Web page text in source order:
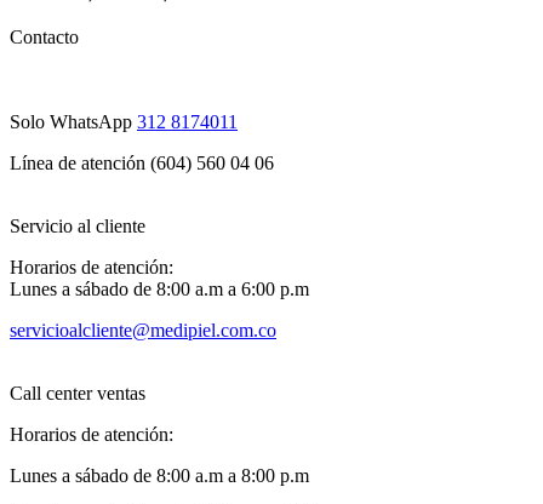
Contacto
Solo WhatsApp 312 8174011
Línea de atención (604) 560 04 06
Servicio al cliente
Horarios de atención:
Lunes a sábado de 8:00 a.m a 6:00 p.m
servicioalcliente@medipiel.com.co
Call center ventas
Horarios de atención:
Lunes a sábado de 8:00 a.m a 8:00 p.m